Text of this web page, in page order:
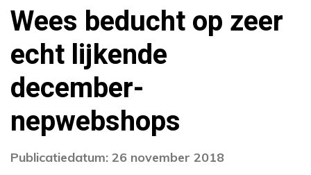
Wees beducht op zeer
echt lijkende
december-
nepwebshops
Publicatiedatum: 26 november 2018